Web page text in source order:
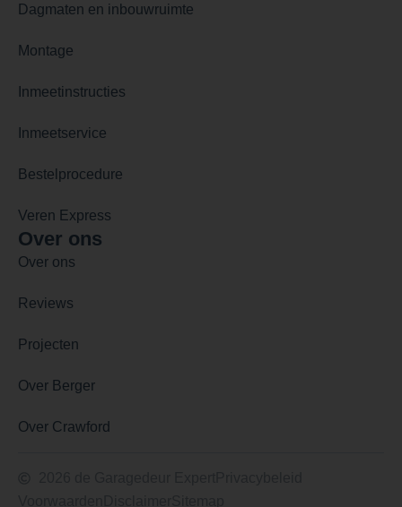
Dagmaten en inbouwruimte
Montage
Inmeetinstructies
Inmeetservice
Bestelprocedure
Veren Express
Over ons
Over ons
Reviews
Projecten
Over Berger
Over Crawford